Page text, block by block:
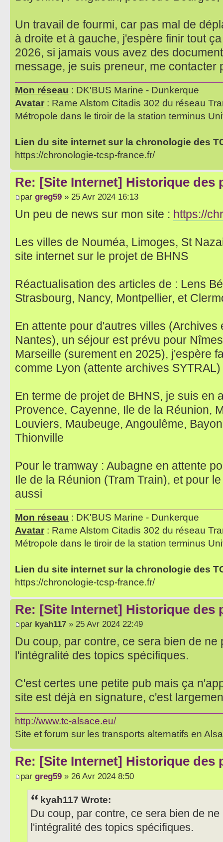
Un travail de fourmi, car pas mal de
à droite et à gauche, j'espère finir tout
2026, si jamais vous avez des
message, je suis preneur, me contacter
Mon réseau : DK'BUS Marine - Dunkerque
Avatar : Rame Alstom Citadis 302 du réseau
Métropole dans le tiroir de la station terminus
Lien du site internet sur la chronologie des
https://chronologie-tcsp-france.fr/
Re: [Site Internet] Historique des
par greg59 » 25 Avr 2024 16:13
Un peu de news sur mon site : https://
Les villes de Nouméa, Limoges, St
site internet sur le projet de BHNS
Réactualisation des articles de : Lens
Strasbourg, Nancy, Montpellier, et
En attente pour d'autres villes (Archives
Nantes), un séjour est prévu pour
Marseille (surement en 2025), j'espère
comme Lyon (attente archives SYTRAL)
En terme de projet de BHNS, je suis en
Provence, Cayenne, Ile de la Réunion,
Louviers, Maubeuge, Angoulême,
Thionville
Pour le tramway : Aubagne en attente
Ile de la Réunion (Tram Train), et pour
aussi
Mon réseau : DK'BUS Marine - Dunkerque
Avatar : Rame Alstom Citadis 302 du réseau
Métropole dans le tiroir de la station terminus
Lien du site internet sur la chronologie des
https://chronologie-tcsp-france.fr/
Re: [Site Internet] Historique des
par kyah117 » 25 Avr 2024 22:49
Du coup, par contre, ce sera bien de ne
l'intégralité des topics spécifiques.
C'est certes une petite pub mais ça
site est déjà en signature, c'est
http://www.tc-alsace.eu/
Site et forum sur les transports alternatifs en
Re: [Site Internet] Historique des
par greg59 » 26 Avr 2024 8:50
kyah117 Wrote:
Du coup, par contre, ce sera bien de
l'intégralité des topics spécifiques.